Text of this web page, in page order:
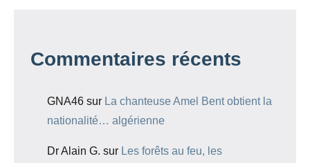
Commentaires récents
GNA46 sur La chanteuse Amel Bent obtient la
nationalité… algérienne
Dr Alain G. sur Les forêts au feu, les